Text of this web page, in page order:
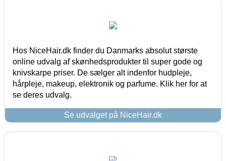
Hos NiceHair.dk finder du Danmarks absolut største
online udvalg af skønhedsprodukter til super gode og
knivskarpe priser. De sælger alt indenfor hudpleje,
hårpleje, makeup, elektronik og parfume. Klik her for at
se deres udvalg.
Se udvalget på NiceHair.dk